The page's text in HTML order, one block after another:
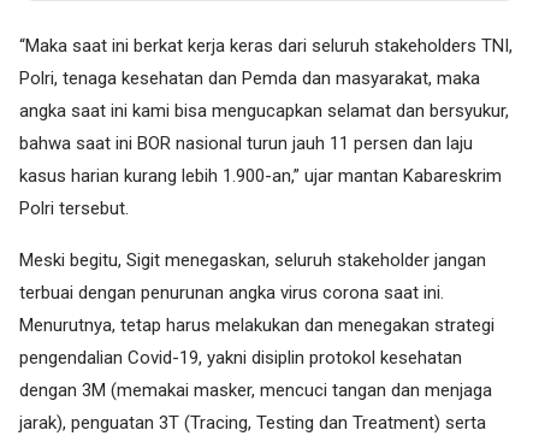
“Maka saat ini berkat kerja keras dari seluruh stakeholders TNI,
Polri, tenaga kesehatan dan Pemda dan masyarakat, maka
angka saat ini kami bisa mengucapkan selamat dan bersyukur,
bahwa saat ini BOR nasional turun jauh 11 persen dan laju
kasus harian kurang lebih 1.900-an,” ujar mantan Kabareskrim
Polri tersebut.
Meski begitu, Sigit menegaskan, seluruh stakeholder jangan
terbuai dengan penurunan angka virus corona saat ini.
Menurutnya, tetap harus melakukan dan menegakan strategi
pengendalian Covid-19, yakni disiplin protokol kesehatan
dengan 3M (memakai masker, mencuci tangan dan menjaga
jarak), penguatan 3T (Tracing, Testing dan Treatment) serta